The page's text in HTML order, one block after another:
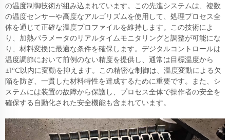
の温度制御技術が組み込まれています。この先進システムは、複数
の温度センサーや高度なアルゴリズムを使用して、処理プロセス全
体を通じて正確な温度プロファイルを維持します。この技術によ
り、加熱パラメータのリアルタイムモニタリングと調整が可能にな
り、材料変換に最適な条件を確保します。デジタルコントロールは
温度調節において前例のない精度を提供し、通常は目標温度から
±1°C以内に変動を抑えます。この精密な制御は、温度変動による欠
陥を防ぎ、一貫した材料特性を達成するために重要です。また、シ
ステムには装置の故障から保護し、プロセス全体で操作者の安全を
確保する自動化された安全機能も含まれています。